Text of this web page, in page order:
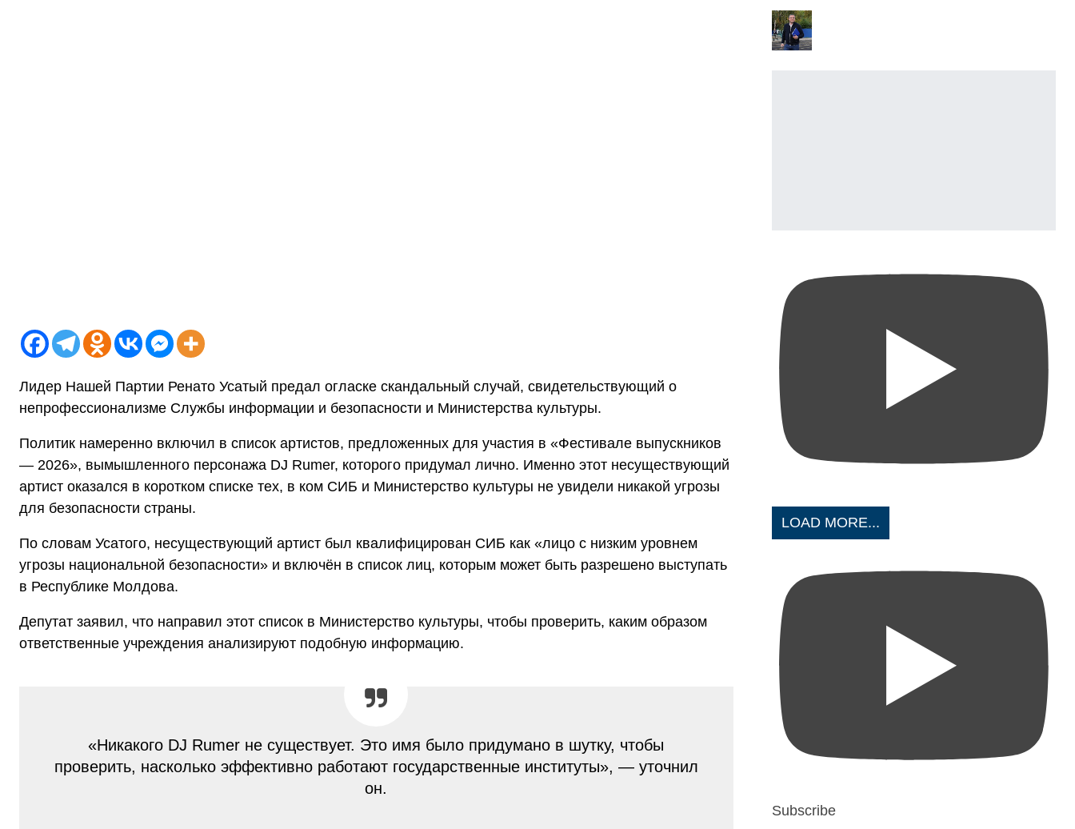
Лидер Нашей Партии Ренато Усатый предал огласке скандальный случай, свидетельствующий о
непрофессионализме Службы информации и безопасности и Министерства культуры.
Политик намеренно включил в список артистов, предложенных для участия в «Фестивале выпускников
— 2026», вымышленного персонажа DJ Rumer, которого придумал лично. Именно этот несуществующий
артист оказался в коротком списке тех, в ком СИБ и Министерство культуры не увидели никакой угрозы
для безопасности страны.
По словам Усатого, несуществующий артист был квалифицирован СИБ как «лицо с низким уровнем
угрозы национальной безопасности» и включён в список лиц, которым может быть разрешено выступать
в Республике Молдова.
Депутат заявил, что направил этот список в Министерство культуры, чтобы проверить, каким образом
ответственные учреждения анализируют подобную информацию.
«Никакого DJ Rumer не существует. Это имя было придумано в шутку, чтобы
проверить, насколько эффективно работают государственные институты», — уточнил
он.
LOAD MORE...
Subscribe